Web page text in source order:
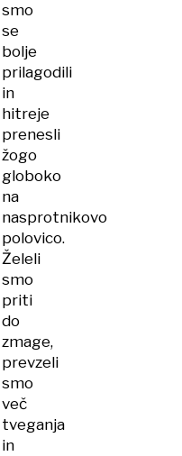
smo
se
bolje
prilagodili
in
hitreje
prenesli
žogo
globoko
na
nasprotnikovo
polovico.
Želeli
smo
priti
do
zmage,
prevzeli
smo
več
tveganja
in